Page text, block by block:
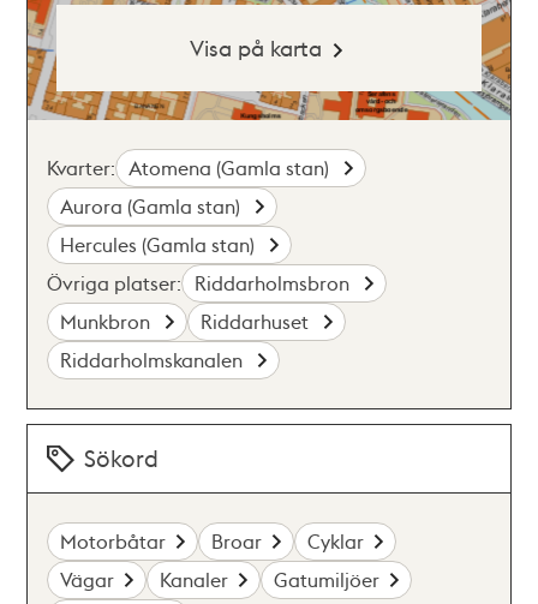
Visa på karta
Kvarter: Atomena (Gamla stan)
Aurora (Gamla stan)
Hercules (Gamla stan)
Övriga platser: Riddarholmsbron
Munkbron
Riddarhuset
Riddarholmskanalen
Sökord
Motorbåtar Broar
Cyklar
Vägar
Kanaler
Gatumiljöer